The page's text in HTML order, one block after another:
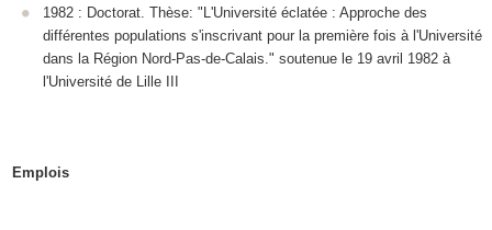
1982 : Doctorat. Thèse: "L'Université éclatée : Approche des
différentes populations s'inscrivant pour la première fois à l'Université
dans la Région Nord-Pas-de-Calais." soutenue le 19 avril 1982 à
l'Université de Lille III
Emplois